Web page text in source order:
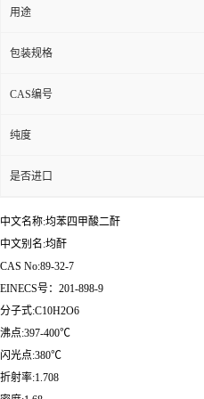
用途
包装规格
CAS编号
纯度
是否进口
中文名称:均苯四甲酸二酐
中文别名:均酐
CAS No:89-32-7
EINECS号：201-898-9
分子式:C10H2O6
沸点:397-400℃
闪光点:380℃
折射率:1.708